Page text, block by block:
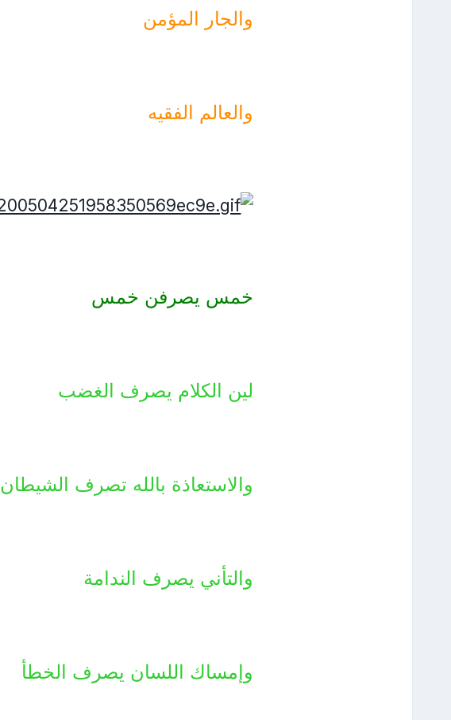
والجار المؤمن
والعالم الفقيه
خمس يصرفن خمس
لين الكلام يصرف الغضب
والاستعاذة بالله تصرف الشيطان
والتأني يصرف الندامة
وإمساك اللسان يصرف الخطأ